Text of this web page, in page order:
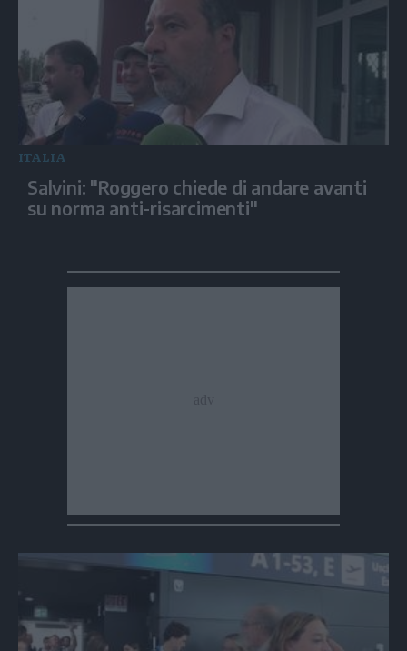
ITALIA
Salvini: "Roggero chiede di andare avanti
su norma anti-risarcimenti"